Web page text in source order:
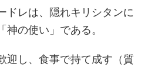
ドレは、隠れキリシタンに
神の使い」である。
迎し、食事で持て成す（質